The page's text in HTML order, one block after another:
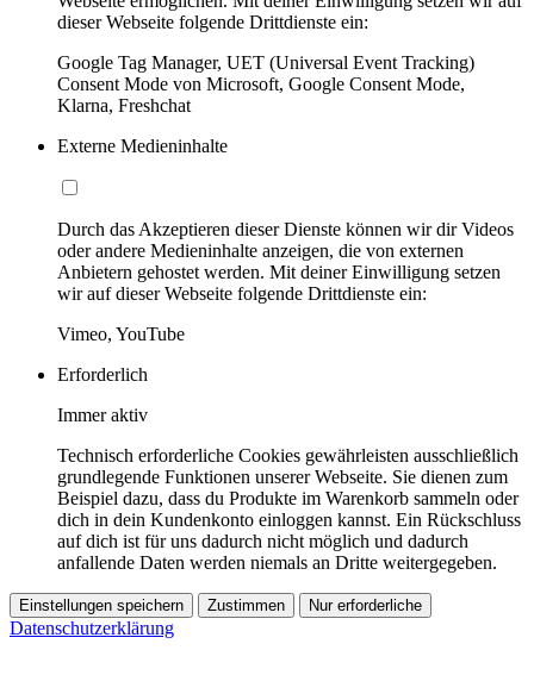
dieser Webseite folgende Drittdienste ein:
Google Tag Manager, UET (Universal Event Tracking)
Consent Mode von Microsoft, Google Consent Mode,
Klarna, Freshchat
Externe Medieninhalte
Durch das Akzeptieren dieser Dienste können wir dir Videos
oder andere Medieninhalte anzeigen, die von externen
Anbietern gehostet werden. Mit deiner Einwilligung setzen
wir auf dieser Webseite folgende Drittdienste ein:
Vimeo, YouTube
Erforderlich
Immer aktiv
Technisch erforderliche Cookies gewährleisten ausschließlich
grundlegende Funktionen unserer Webseite. Sie dienen zum
Beispiel dazu, dass du Produkte im Warenkorb sammeln oder
dich in dein Kundenkonto einloggen kannst. Ein Rückschluss
auf dich ist für uns dadurch nicht möglich und dadurch
anfallende Daten werden niemals an Dritte weitergegeben.
Einstellungen speichern Zustimmen Nur erforderliche
Datenschutzerklärung